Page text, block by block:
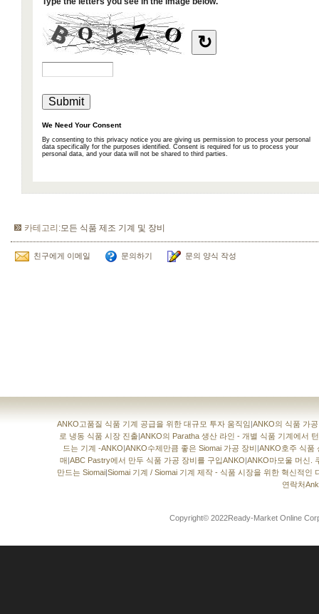
카테고리:모든 식품 제조 기계 및 장비
친구에게 이메일 문의하기 문의 양식 작성
ANKO고품질 식품 기계 공급을 위한 대규모 투자 움직임|ANKO의 식품 가
로 냉동 식품 시장 진출|ANKO의 Paratha 생산 라인 - 개별 식품 기계에서
드는 기계 -ANKO|ANKO수제만큼 좋은 Siomai 가공 장비|ANKO호주 식품
매|ABC Pastry에서 만두 식품 가공 장비를 구입ANKO|ANKO마모울 머신.
만드는 Siomai|Siomai 기계 / Siomai 기계 제작 - 식품 시장을 위한 혁신적인
연락처
Copyright© 2022Ready-Market Online